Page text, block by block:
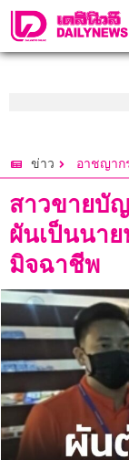
ข่าว อาชญาก
สาวขายบั
ผันเป็นนา
มิจฉาชีพ